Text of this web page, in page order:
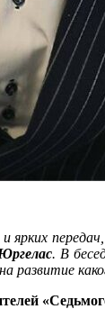
и ярких
. В
развитие